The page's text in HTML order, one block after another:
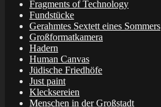
Fragments of Technology
Fundstücke
Gerahmtes Sextett eines Sommers
Großformatkamera
Hadern
Human Canvas
Jüdische Friedhöfe
Just paint
Klecksereien
Menschen in der Großstadt